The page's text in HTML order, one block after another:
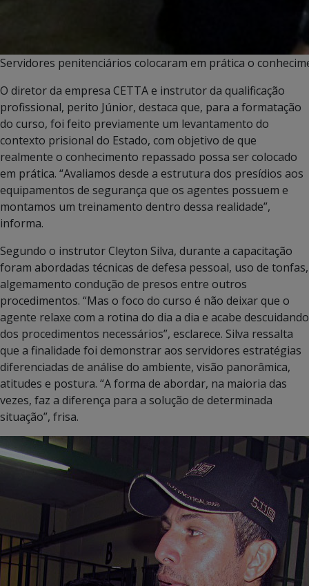
Servidores penitenciários colocaram em prática o
O diretor da empresa CETTA e instrutor da qualificação
profissional, perito Júnior, destaca que, para a formatação
do curso, foi feito previamente um levantamento do
contexto prisional do Estado, com objetivo de que
realmente o conhecimento repassado possa ser colocado
em prática. “Avaliamos desde a estrutura dos presídios aos
equipamentos de segurança que os agentes possuem e
montamos um treinamento dentro dessa realidade”,
informa.
Segundo o instrutor Cleyton Silva, durante a capacitação
foram abordadas técnicas de defesa pessoal, uso de tonfas,
algemamento condução de presos entre outros
procedimentos. “Mas o foco do curso é não deixar que o
agente relaxe com a rotina do dia a dia e acabe descuidando
dos procedimentos necessários”, esclarece. Silva ressalta
que a finalidade foi demonstrar aos servidores estratégias
diferenciadas de análise do ambiente, visão panorâmica,
atitudes e postura. “A forma de abordar, na maioria das
vezes, faz a diferença para a solução de determinada
situação”, frisa.